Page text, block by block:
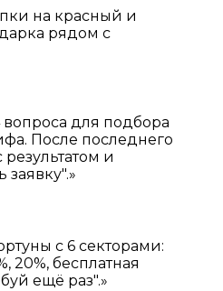
на красный и
рядом с
для подбора
После последнего
и
заявку".»
с 6 секторами:
20%, бесплатная
ещё раз".»